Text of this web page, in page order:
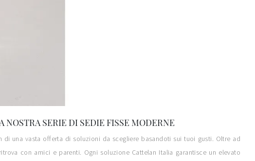
SERIE DI SEDIE FISSE MODERNE
una vasta offerta di soluzioni da scegliere basandoti sui tuoi gusti. Oltre ad
con amici e parenti. Ogni soluzione Cattelan Italia garantisce un elevato